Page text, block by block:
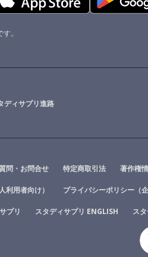
。
ディサプリ進路
問・お問合せ 特定商取引法 著作権
利用者向け） プライバシーポリシー（
プリ スタディサプリ ENGLISH ス